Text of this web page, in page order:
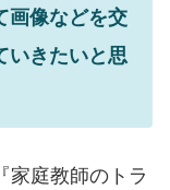
画像などを交
いきたいと思
家庭教師のトラ